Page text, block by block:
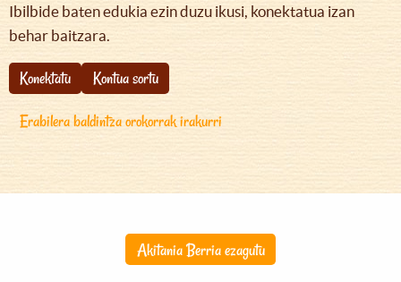
Ibilbide baten edukia ezin duzu ikusi, konektatua izan
behar baitzara.
Konektatu
Kontua sortu
Erabilera baldintza orokorrak irakurri
Akitania Berria ezagutu